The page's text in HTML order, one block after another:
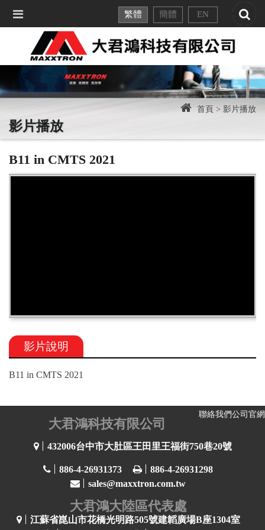
繁體 簡體 EN
首頁 > 影片播放
影片播放
B11 in CMTS 2021
影片說明
B11 in CMTS 2021
公司官網
聯絡我們
大君鴻科技有限公司
432006台中市大肚區王田里王福街750巷20號
886-4-26931373
886-4-26931298
sales@maxxtron.com.tw
大君鴻大陸區代表處
江蘇省崑山市花橋光明路505號建韜廣場B座1304室